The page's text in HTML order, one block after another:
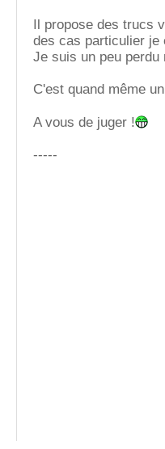
Il propose des trucs
des cas particulier je
Je suis un peu perdu
C'est quand même
A vous de juger !
-----